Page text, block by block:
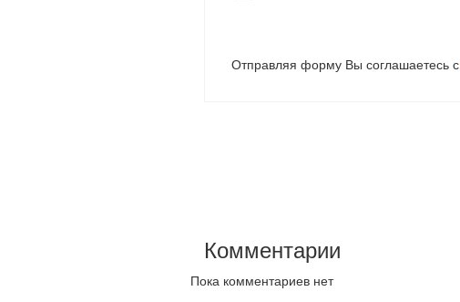
Отправляя форму Вы соглашаетесь с
Комментарии
Пока комментариев нет